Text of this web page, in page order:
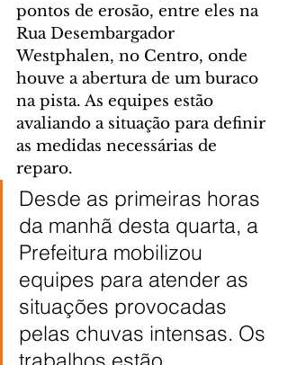
pontos de erosão, entre eles na
Rua Desembargador
Westphalen, no Centro, onde
houve a abertura de um buraco
na pista. As equipes estão
avaliando a situação para definir
as medidas necessárias de
reparo.
Desde as primeiras horas
da manhã desta quarta, a
Prefeitura mobilizou
equipes para atender as
situações provocadas
pelas chuvas intensas. Os